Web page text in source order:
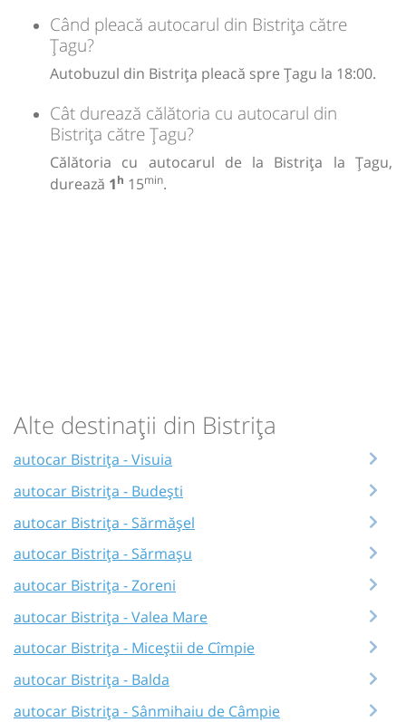
Când pleacă autocarul din Bistrița către
Țagu?
Autobuzul din Bistrița pleacă spre Țagu la 18:00.
Cât durează călătoria cu autocarul din
Bistrița către Țagu?
Călătoria cu autocarul de la Bistrița la Țagu,
durează 1h 15min.
Alte destinații din Bistrița
autocar Bistrița - Visuia
autocar Bistrița - Budești
autocar Bistrița - Sărmășel
autocar Bistrița - Sărmașu
autocar Bistrița - Zoreni
autocar Bistrița - Valea Mare
autocar Bistrița - Miceștii de Cîmpie
autocar Bistrița - Balda
autocar Bistrița - Sânmihaiu de Câmpie